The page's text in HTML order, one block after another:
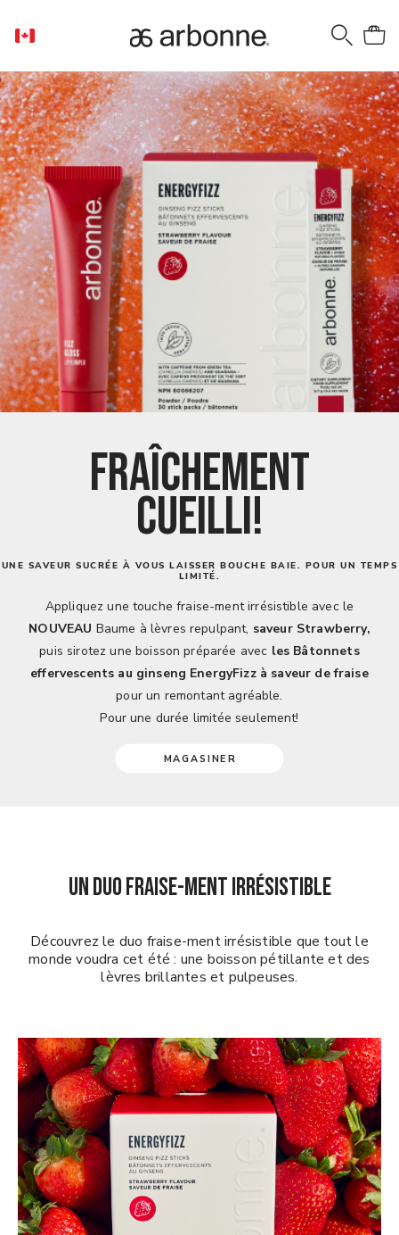
FRAÎCHEMENT
CUEILLI!
UNE SAVEUR SUCRÉE À VOUS LAISSER BOUCHE BAIE. POUR UN TEMPS
LIMITÉ.
Appliquez une touche fraise-ment irrésistible avec le
NOUVEAU Baume à lèvres repulpant, saveur Strawberry,
puis sirotez une boisson préparée avec les Bâtonnets
effervescents au ginseng EnergyFizz à saveur de fraise
pour un remontant agréable.
Pour une durée limitée seulement!
MAGASINER
UN DUO FRAISE-ment IRRÉSISTIBLE
Découvrez le duo fraise-ment irrésistible que tout le
monde voudra cet été : une boisson pétillante et des
lèvres brillantes et pulpeuses.